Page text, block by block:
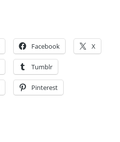
Facebook X
Tumblr
Pinterest